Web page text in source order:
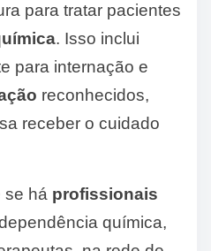
para tratar pacientes
. Isso inclui
para internação e
reconhecidos,
receber o cuidado
se há profissionais
química,